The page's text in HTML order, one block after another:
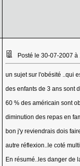
Posté le 30-07-2007 à
un sujet sur l'obésité ..qui
des enfants de 3 ans sont
60 % des américain sont
diminution des repas en
bon j'y reviendrais dois
autre réflexion..le coté
En résumé..les danger de